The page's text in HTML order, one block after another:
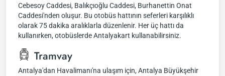
Cebesoy Caddesi, Balıkçıoğlu Caddesi, Burhanettin Onat
Caddesi'nden oluşur. Bu otobüs hattının seferleri karşılıklı
olarak 75 dakika aralıklarla düzenlenir. Her üç hattı da
kullanırken, otobüslerde Antalyakart kullanabilirsiniz.
Tramvay
Antalya'dan Havalimanı'na ulaşım için, Antalya Büyükşehir